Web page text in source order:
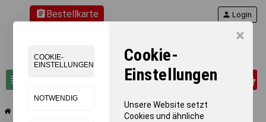
×
COOKIE-
EINSTELLUNGEN
NOTWENDIG
Cookie-
Einstellungen
Unsere Website setzt
Cookies und ähnliche
assignmentBestellkarte
view_headline search
person Login
Beach - Handball